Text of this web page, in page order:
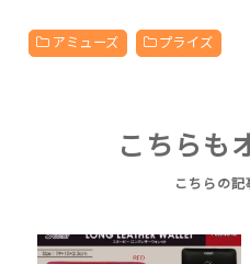
アミューズ プライズ
こちらも